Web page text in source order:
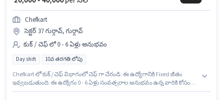
Chefkart
సెక్టర్ 37 గుర్గావ్, గుర్గావ్
కుక్ / చెఫ్ లో 0 - 6 ఏళ్లు అనుభవం
Day shift 10వ తరగతి లోపు
Chefkart లో కుక్ / చెఫ్ విభాగంలో చెఫ్ గా చేరండి. ఈ ఉద్యోగానికి Fixed జీతం
ఇవ్వబడుతుంది. ఈ ఉద్యోగం 0 - 6 ఏళ్లు సంవత్సరాల అనుభవం ఉన్న వారికి కోసం